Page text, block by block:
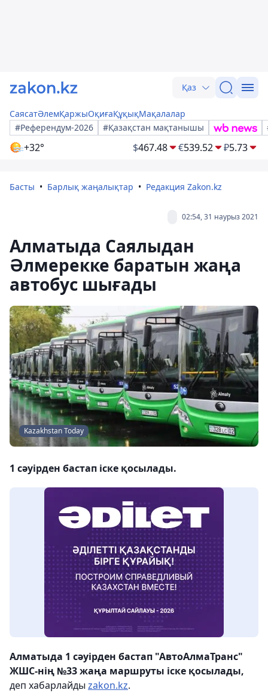
Қаз
СаясатӘлемҚаржыОқиғаҚұқықМақалалар
#Референдум-2026
#Қазақстан мақтанышы
+32° $467.48 €539.52 ₽5.73
Басты Барлық жаңалықтар Редакция Zakon.kz
02:54, 31 наурыз 2021
Алматыда Саялыдан
Әлмерекке баратын жаңа
автобус шығады
Kazakhstan Today
1 сәуірден бастап іске қосылады.
Алматыда 1 сәуірден бастап "АвтоАлмаТранс"
ЖШС-нің №33 жаңа маршруты іске қосылады,
деп хабарлайды zakon.kz.